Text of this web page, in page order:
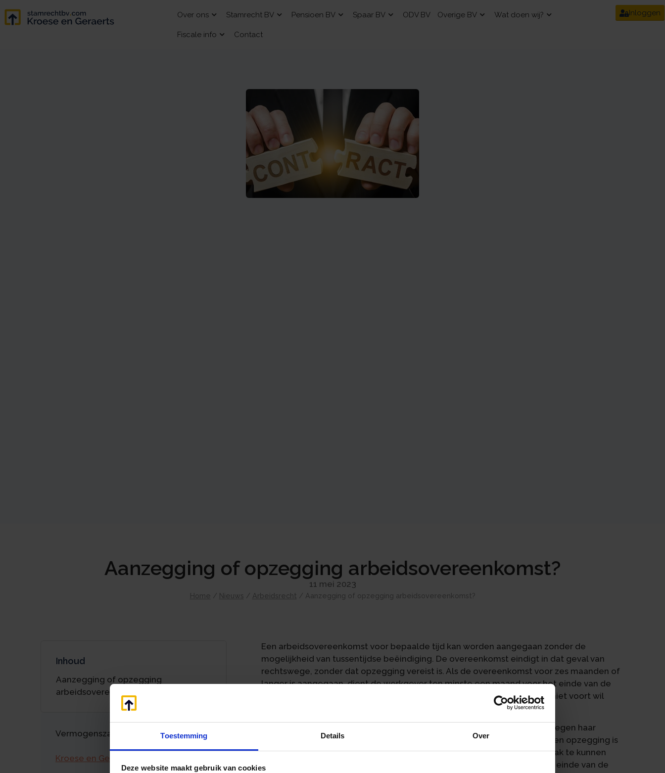
Toestemming Details Over
Deze website maakt gebruik van cookies
Over ons Stamrecht BV Pensioen BV Spaar BV ODV BV Overige BV Wat doen wij?
Fiscale info Contact
Inloggen
Aanzegging of opzegging arbeidsovereenkomst?
11 mei 2023
Home / Nieuws / Arbeidsrecht / Aanzegging of opzegging arbeidsovereenkomst?
Inhoud
Aanzegging of opzegging
arbeidsovereenkomst?
Vermogenszaken goed regelen?
Kroese en Geraerts
Een arbeidsovereenkomst voor bepaalde tijd kan worden aangegaan zonder de
mogelijkheid van tussentijdse beëindiging. De overeenkomst eindigt in dat geval van
rechtswege, zonder dat opzegging vereist is. Als de overeenkomst voor zes maanden of
langer is aangegaan, dient de werkgever ten minste een maand voor het einde van de
overeenkomst schriftelijk te laten weten of hij de overeenkomst al dan niet voort wil
zetten. Deze zogenaamde aanzegverplichting is opgenomen in de wet.
Hof Den Haag heeft in een procedure, die door een advocaat-stagiaire tegen haar
vroegere werkgever is aangespannen, beoordeeld of een aanzegging een opzegging is
geweest. De werkneemster meende in verband met opzegging aanspraak te kunnen
maken op een billijke vergoeding of een schadevergoeding wegens het einde van de